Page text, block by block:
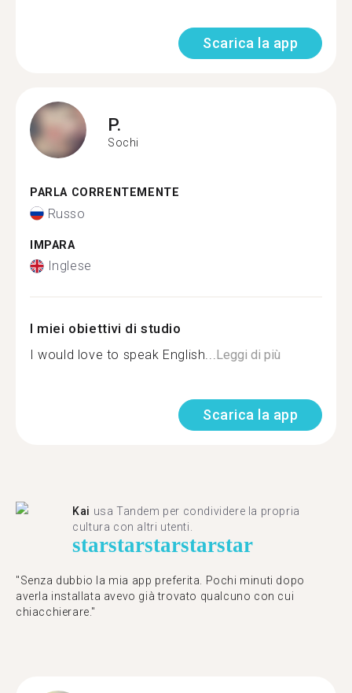
Scarica la app
P.
Sochi
PARLA CORRENTEMENTE
Russo
IMPARA
Inglese
I miei obiettivi di studio
I would love to speak English...Leggi di più
Scarica la app
Kai usa Tandem per condividere la propria
cultura con altri utenti.
starstarstarstarstar
"Senza dubbio la mia app preferita. Pochi minuti dopo
averla installata avevo già trovato qualcuno con cui
chiacchierare."